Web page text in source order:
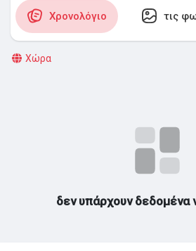
Ανακάλυψε Σελίδες
Δημοφιλείς δημοσιεύσεις
Χρονολόγιο τις
Χώρα
δεν υπάρχουν δεδομένα